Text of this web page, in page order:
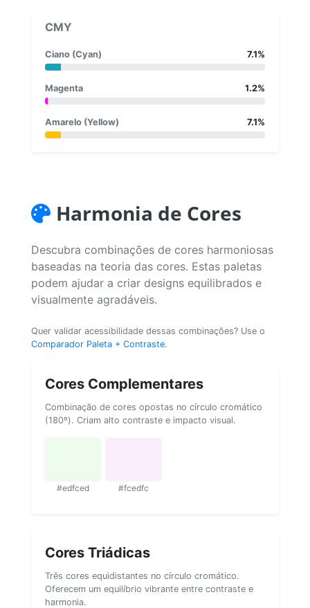
CMY
Ciano (Cyan) 7.1%
Magenta 1.2%
Amarelo (Yellow) 7.1%
Harmonia de Cores
Descubra combinações de cores harmoniosas
baseadas na teoria das cores. Estas paletas
podem ajudar a criar designs equilibrados e
visualmente agradáveis.
Quer validar acessibilidade dessas combinações? Use o
Comparador Paleta + Contraste.
Cores Complementares
Combinação de cores opostas no círculo cromático
(180º). Criam alto contraste e impacto visual.
#edfced #fcedfc
Cores Triádicas
Três cores equidistantes no círculo cromático.
Oferecem um equilíbrio vibrante entre contraste e
harmonia.